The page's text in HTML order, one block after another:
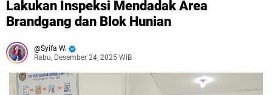
Lakukan Inspeksi Mendadak Area
Brandgang dan Blok Hunian
Syifa W.
Rabu, Desember 24, 2025 WIB